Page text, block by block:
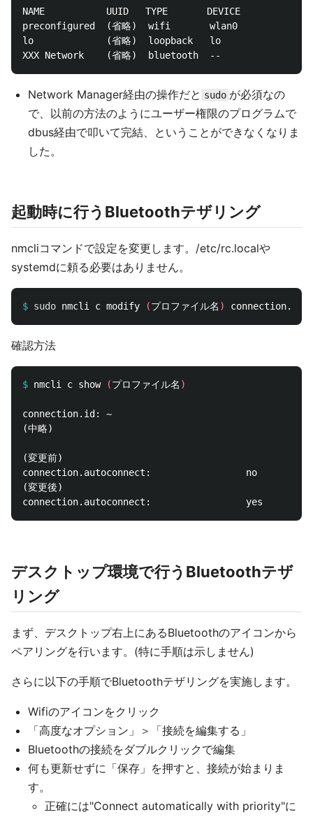
NAME           UUID   TYPE       DEVICE
preconfigured  (省略)  wifi       wlan0
lo             (省略)  loopback   lo
Network Manager経由の操作だと sudo が必須なの
で、以前の方法のようにユーザー権限のプログラムで
dbus経由で叩いて完結、ということができなくなりま
した。
起動時に行うBluetoothテザリング
nmcliコマンドで設定を変更します。/etc/rc.localや
systemdに頼る必要はありません。
$ sudo nmcli c modify (プロファイル名 )
確認方法
$ nmcli c show (プロファイル名 )
connection.id: ~
(中略)
(変更前)
connection.autoconnect:                 no
(変更後)
デスクトップ環境で行うBluetoothテザ
リング
まず、デスクトップ右上にあるBluetoothのアイコンから
ペアリングを行います。(特に手順は示しません)
さらに以下の手順でBluetoothテザリングを実施します。
Wifiのアイコンをクリック
「高度なオプション」＞「接続を編集する」
Bluetoothの接続をダブルクリックで編集
何も更新せずに「保存」を押すと、接続が始まりま
す。
正確には"Connect automatically with priority"に